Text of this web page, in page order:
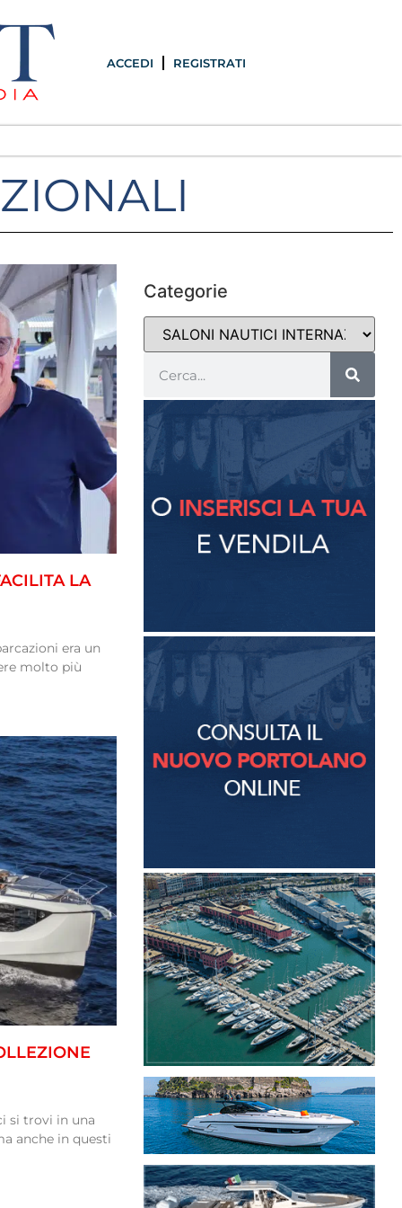
ACCEDI REGISTRATI
LA
era un
molto più
si trovi in una
anche in questi
Categorie